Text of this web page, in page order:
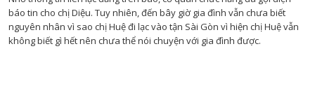
báo tin cho chị Diệu. Tuy nhiên, đến bây giờ gia đình vẫn chưa biết
nguyên nhân vì sao chị Huệ đi lạc vào tận Sài Gòn vì hiện chị Huệ vẫn
không biết gì hết nên chưa thể nói chuyện với gia đình được.